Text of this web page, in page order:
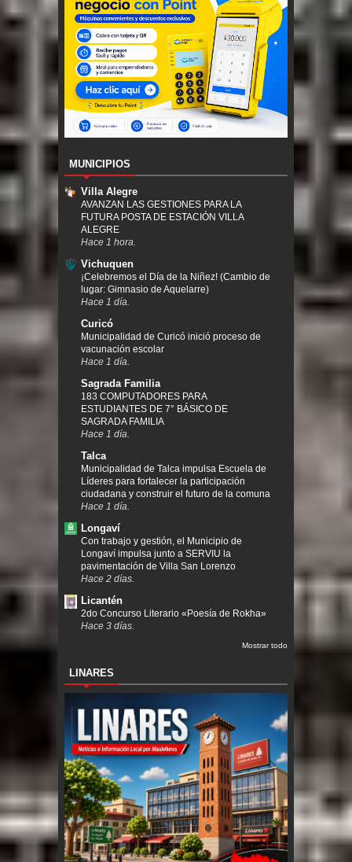
MUNICIPIOS
Villa Alegre
AVANZAN LAS GESTIONES PARA LA
FUTURA POSTA DE ESTACIÓN VILLA
ALEGRE
Hace 1 hora.
Vichuquen
¡Celebremos el Día de la Niñez! (Cambio de
lugar: Gimnasio de Aquelarre)
Hace 1 día.
Curicó
Municipalidad de Curicó inició proceso de
vacunación escolar
Hace 1 día.
Sagrada Familia
183 COMPUTADORES PARA
ESTUDIANTES DE 7° BÁSICO DE
SAGRADA FAMILIA
Hace 1 día.
Talca
Municipalidad de Talca impulsa Escuela de
Líderes para fortalecer la participación
ciudadana y construir el futuro de la comuna
Hace 1 día.
Longaví
Con trabajo y gestión, el Municipio de
Longaví impulsa junto a SERVIU la
pavimentación de Villa San Lorenzo
Hace 2 días.
Licantén
2do Concurso Literario «Poesía de Rokha»
Hace 3 días.
Mostrar todo
LINARES